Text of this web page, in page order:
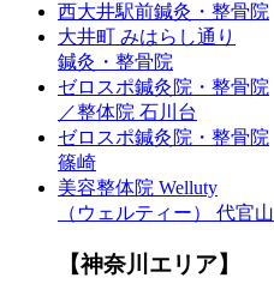
西大井駅前鍼灸・整骨院
大井町 みはらし通り
鍼灸・整骨院
ゼロスポ鍼灸院・整骨院
／整体院 石川台
ゼロスポ鍼灸院・整骨院
篠崎
美容整体院 Welluty
（ウェルティー） 代官山
【神奈川エリア】